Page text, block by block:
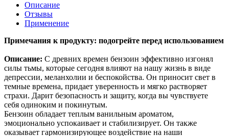
Описание
Отзывы
Применение
Примечания к продукту: подогрейте перед использованием
Описание: С древних времен бензоин эффективно изгонял
силы тьмы, которые сегодня влияют на нашу жизнь в виде
депрессии, меланхолии и беспокойства. Он приносит свет в
темные времена, придает уверенность и мягко растворяет
страхи. Дарит безопасность и защиту, когда вы чувствуете
себя одиноким и покинутым.
Бензоин обладает теплым ванильным ароматом,
эмоционально успокаивает и стабилизирует. Он также
оказывает гармонизирующее воздействие на наши